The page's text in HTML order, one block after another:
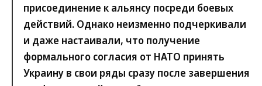
присоединение к альянсу посреди боевых
действий. Однако неизменно подчеркивали
и даже настаивали, что получение
формального согласия от НАТО принять
Украину в свои ряды сразу после завершения